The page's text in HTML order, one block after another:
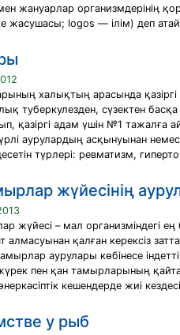
жануарлар организмдерінің
logos — ілім) деп
халықтың арасында
туберкулезден, сүзектен
қазіргі адам үшін №1 тажалға
аурулардың асқынуынан
түрлері: ревматизм,
жүйесінің
жүйесі – мал организміндегі ең
алмасуынан қалған керексіз
аурулары көбінесе
пен қан тамырларының
кешендерде жиі
у рыб